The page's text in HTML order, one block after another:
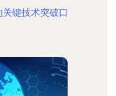
关键技术突破口